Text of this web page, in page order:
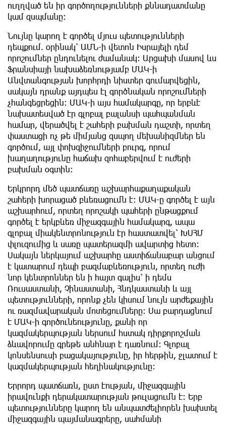
ուղղված են իր գործողությունների քննադատմանը
կամ զսպմանը։
Նույնը կարող է գործել մյուս պետությունների
դեպքում. օրինակ՝ ԱՄՆ-ի վետոն Իսրայելի դեմ
որոշումներ ընդունելու ժամանակ։ Արցախի մասով ևս
Ֆրանսիայի նախաձեռնությամբ ՄԱԿ-ի
Անվտանգության խորհրդի նիստեր գումարվեցին,
սակայն դրանք այդպես էլ գործնական որոշումների
չհանգեցրեցին։ ՄԱԿ-ի այս համակարգը, որ երբևէ
նախատեսված էր գլոբալ բալանսի պահպանման
համար, վերածվել է շահերի բախման դաշտի, որտեղ
փաստացի ոչ թե միմյանց զսպող մեխանիզմներ են
գործում, այլ փոխզիջումների բուրգ, որում
խաղաղությունը հաճախ զոհաբերվում է ուժերի
բախման օգտին։
Երկրորդ մեծ պատճառը աշխարհաքաղաքական
շահերի խորացած բևեռացումն է։ ՄԱԿ-ը գործել է այն
աշխարհում, որտեղ որոշակի պահերի ընթացքում
գործել է երկբևեռ միջազգային համակարգ, ապա
գլոբալ միակենտրոնություն էր հաստատվել՝ ԽՍՀՄ
փլուզումից և սառը պատերազմի ավարտից հետո։
Սակայն ներկայում աշխարհը աստիճանաբար անցում
է կատարում դեպի բազմաբևեռություն, որտեղ ուժի
նոր կենտրոններ են ի հայտ գալիս՝ ի դեմս
Ռուսաստանի, Չինաստանի, Հնդկաստանի և այլ
պետությունների, որոնք չեն կիսում նույն արժեքային
ու ռազմավարական մոտեցումները։ Սա բարդացնում
է ՄԱԿ-ի գործունեությունը, քանի որ
կազմակերպության ներսում հստակ դիրքորոշման
ձևավորումը գրեթե անհնար է դառնում։ Գլոբալ
կոնսենսուսի բացակայությունը, իր հերթին, ջլատում է
կազմակերպության հեղինակությունը։
Երրորդ պատճառն, ըստ էության, միջազգային
իրավունքի դերակատարության թուլացումն է։ Երբ
պետությունները կարող են անպատժելիորեն խախտել
միջազգային պայմանագրերը, սահմանի